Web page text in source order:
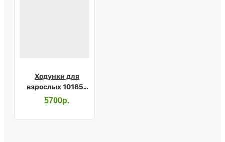
Ходунки для
взрослых 10185-
ВА
5700р.